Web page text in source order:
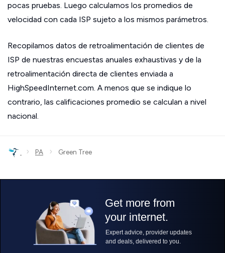
pocas pruebas. Luego calculamos los promedios de
velocidad con cada ISP sujeto a los mismos parámetros.
Recopilamos datos de retroalimentación de clientes de
ISP de nuestras encuestas anuales exhaustivas y de la
retroalimentación directa de clientes enviada a
HighSpeedInternet.com. A menos que se indique lo
contrario, las calificaciones promedio se calculan a nivel
nacional.
› PA › Green Tree